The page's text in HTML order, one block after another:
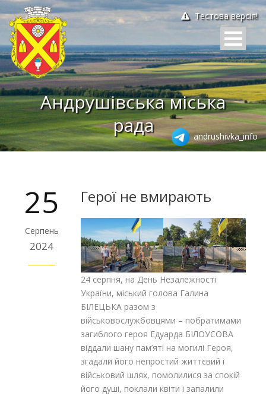
Тестова версія!
Андрушівська міська
рада
andrushivka_info
25
Серпень
2024
Герої не вмирають
24 серпня, на День Незалежності
України, міський голова Галина
БІЛЕЦЬКА разом з
військовослужбовцями – побратимами
загиблого героя Едуарда БІЛОУСОВА
віддали шану пам’яті на могилі Героя,
згадали його непростий життєвий і
військовий шлях, помолилися за спокій
його душі, поклали квіти і запалили